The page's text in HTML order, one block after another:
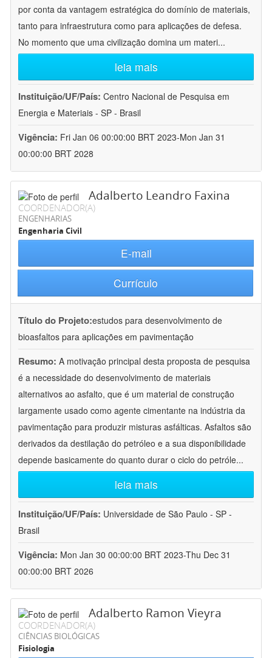
por conta da vantagem estratégica do domínio de materiais,
tanto para infraestrutura como para aplicações de defesa.
No momento que uma civilização domina um materi...
leia mais
Instituição/UF/País: Centro Nacional de Pesquisa em
Energia e Materiais - SP - Brasil
Vigência: Fri Jan 06 00:00:00 BRT 2023-Mon Jan 31
00:00:00 BRT 2028
Adalberto Leandro Faxina
COORDENADOR(A)
ENGENHARIAS
Engenharia Civil
E-mail
Currículo
Título do Projeto:estudos para desenvolvimento de
bioasfaltos para aplicações em pavimentação
Resumo: A motivação principal desta proposta de pesquisa
é a necessidade do desenvolvimento de materiais
alternativos ao asfalto, que é um material de construção
largamente usado como agente cimentante na indústria da
pavimentação para produzir misturas asfálticas. Asfaltos são
derivados da destilação do petróleo e a sua disponibilidade
depende basicamente do quanto durar o ciclo do petróle...
leia mais
Instituição/UF/País: Universidade de São Paulo - SP -
Brasil
Vigência: Mon Jan 30 00:00:00 BRT 2023-Thu Dec 31
00:00:00 BRT 2026
Adalberto Ramon Vieyra
COORDENADOR(A)
CIÊNCIAS BIOLÓGICAS
Fisiologia